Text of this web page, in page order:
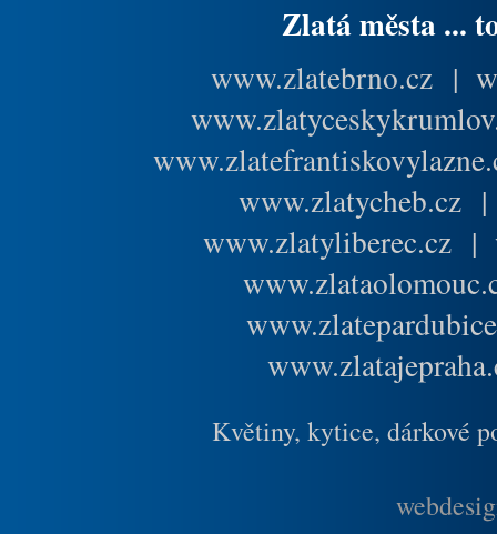
Zlatá města ...
www.zlatebrno.cz |
www.zlatycheb.cz
www.zlatyliberec.cz |
Květiny, kytice, dárkové